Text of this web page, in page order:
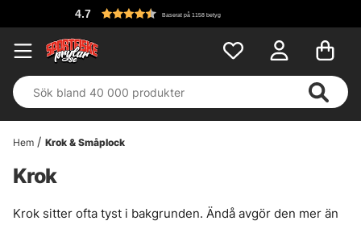
Baserat på 1158 betyg
Hem Krok & Småplock
Krok
Krok sitter ofta tyst i bakgrunden. Ändå avgör den mer än